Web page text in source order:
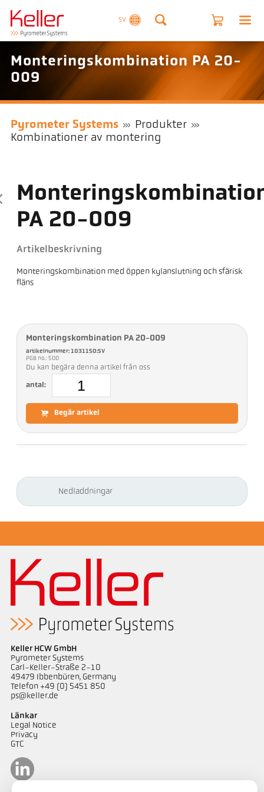
SV
Monteringskombination PA 20-
009
Pyrometer Systems
Produkter
Kombinationer av montering
PA 20-009
Artikelbeskrivning
Monteringskombination med öppen kylanslutning och sfärisk
fläns
Monteringskombination PA 20-009
artikelnummer: 1031150:SV
PGB no.: 500
Du kan begära denna artikel från oss
antal:
Begär artikel
Nedladdningar
Keller HCW GmbH
Pyrometer Systems
Carl-Keller-Straße 2-10
49479 Ibbenbüren, Germany
Telefon +49 (0) 5451 850
ps@keller.de
Länkar
Legal Notice
Privacy
GTC